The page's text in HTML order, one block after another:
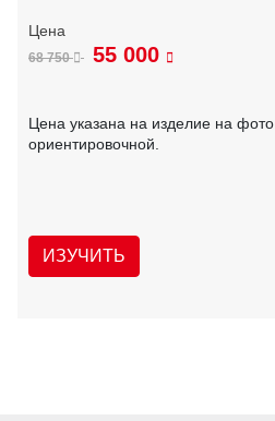
68 750 55 000
Цена указана на изделие на
ориентировочной.
ИЗУЧИТЬ